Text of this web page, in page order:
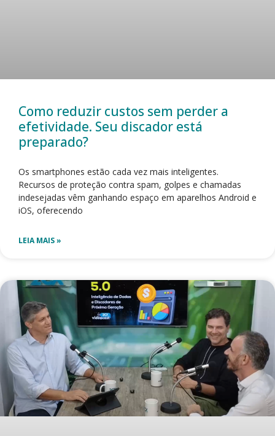
Como reduzir custos sem perder a
efetividade. Seu discador está
preparado?
Os smartphones estão cada vez mais inteligentes.
Recursos de proteção contra spam, golpes e chamadas
indesejadas vêm ganhando espaço em aparelhos Android e
iOS, oferecendo
LEIA MAIS »